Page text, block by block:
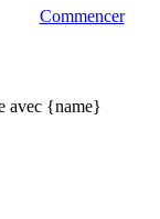
Commencer